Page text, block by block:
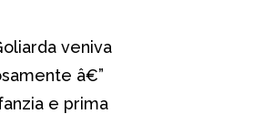
veniva
â€”
e prima